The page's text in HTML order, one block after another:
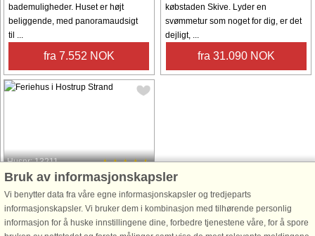
bademuligheder. Huset er højt
beliggende, med panoramaudsigt
til ...
fra 7.552 NOK
købstaden Skive. Lyder en
svømmetur som noget for dig, er det
dejligt, ...
fra 31.090 NOK
Husnr: 13211
Hostrup Strand
8 personer, 116 m²
300 m til kyst.
Bruk av informasjonskapsler
Vi benytter data fra våre egne informasjonskapsler og tredjeparts
informasjonskapsler. Vi bruker dem i kombinasjon med tilhørende personlig
informasjon for å huske innstillingene dine, forbedre tjenestene våre, for å spore